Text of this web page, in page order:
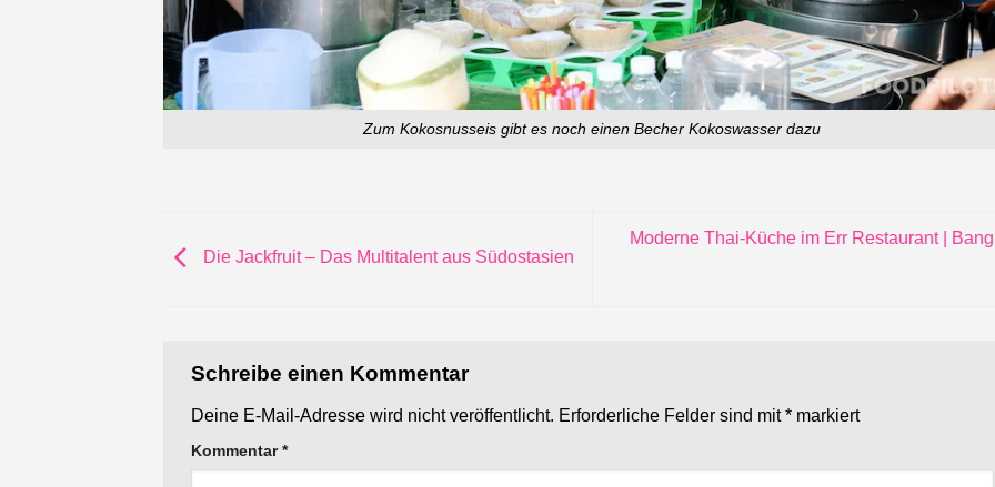
Zum Kokosnusseis gibt es noch einen Becher Kokoswasser dazu
Die Jackfruit – Das Multitalent aus Südostasien
Moderne Thai-Küche im Err Restaurant |
Schreibe einen Kommentar
Deine E-Mail-Adresse wird nicht veröffentlicht. Erforderliche Felder sind mit* markiert
Kommentar*